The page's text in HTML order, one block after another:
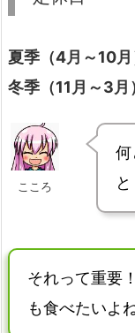
夏季（4月～10月
冬季（11月～3月
こころ
何
と
それって重要
も食べたいよ